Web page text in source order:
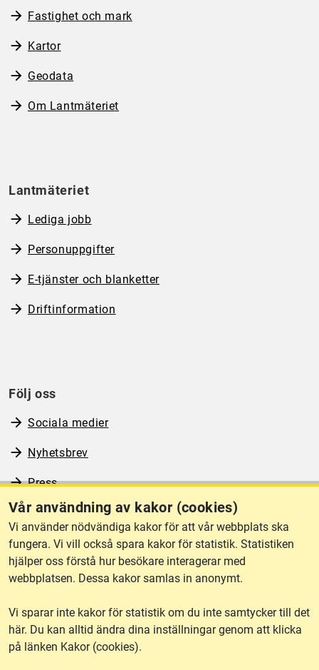
Vår användning av kakor (cookies)
Vi använder nödvändiga kakor för att vår webbplats ska
fungera. Vi vill också spara kakor för statistik. Statistiken
hjälper oss förstå hur besökare interagerar med
webbplatsen. Dessa kakor samlas in anonymt.
Vi sparar inte kakor för statistik om du inte samtycker till det
här. Du kan alltid ändra dina inställningar genom att klicka
på länken Kakor (cookies).
Fastighet och mark
Kartor
Geodata
Om Lantmäteriet
Lantmäteriet
Lediga jobb
Personuppgifter
E-tjänster och blanketter
Driftinformation
Följ oss
Sociala medier
Nyhetsbrev
Press
RSS
Om webbplatsen
Tillgänglighet
Other languages